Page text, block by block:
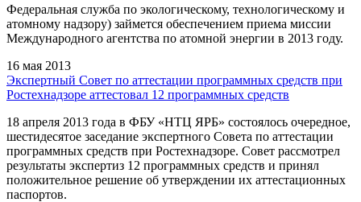
Федеральная служба по экологическому, технологическому и
атомному надзору) займется обеспечением приема миссии
Международного агентства по атомной энергии в 2013 году.
16 мая 2013
Экспертный Совет по аттестации программных средств при
Ростехнадзоре аттестовал 12 программных средств
18 апреля 2013 года в ФБУ «НТЦ ЯРБ» состоялось очередное,
шестидесятое заседание экспертного Совета по аттестации
программных средств при Ростехнадзоре. Совет рассмотрел
результаты экспертиз 12 программных средств и принял
положительное решение об утверждении их аттестационных
паспортов.